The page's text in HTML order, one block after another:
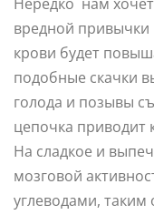
вредной привычки
крови будет
подобные скачки
голода и позывы
цепочка приводит
На сладкое и
мозговой
углеводами, таким